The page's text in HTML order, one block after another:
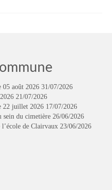
05 août 2026 31/07/2026
21/07/2026
22 juillet 2026 17/07/2026
sein du cimetière 26/06/2026
de Clairvaux 23/06/2026